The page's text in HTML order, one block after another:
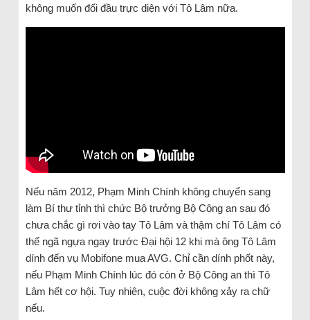
không muốn đối đầu trực diện với Tô Lâm nữa.
Nếu năm 2012, Phạm Minh Chính không chuyển sang
làm Bí thư tỉnh thì chức Bộ trưởng Bộ Công an sau đó
chưa chắc gì rơi vào tay Tô Lâm và thậm chí Tô Lâm có
thể ngã ngựa ngay trước Đại hội 12 khi mà ông Tô Lâm
dính đến vụ Mobifone mua AVG. Chỉ cần dính phốt này,
nếu Phạm Minh Chính lúc đó còn ở Bộ Công an thì Tô
Lâm hết cơ hội. Tuy nhiên, cuộc đời không xảy ra chữ
nếu.